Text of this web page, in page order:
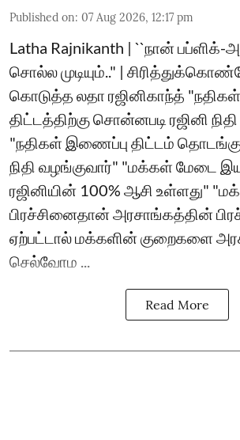
Published on: 07 Aug 2026, 12:17 pm
Latha Rajnikanth | ``நான் பப்ளிக்-
சொல்ல முடியும்.." |
கொடுத்த லதா ரஜினிகாந்த்
திட்டத்திற்கு சொன்னபடி ரஜினி
"நதிகள் இணைப்பு திட்டம்
நிதி வழங்குவார்" "மக்கள் மேடை
ரஜினியின் 100% ஆசி உள்ளது"
பிரச்சினைதான் அரசாங்கத்தின்
ஏற்பட்டால் மக்களின் குறைகளை
செல்வோம ...
Read More